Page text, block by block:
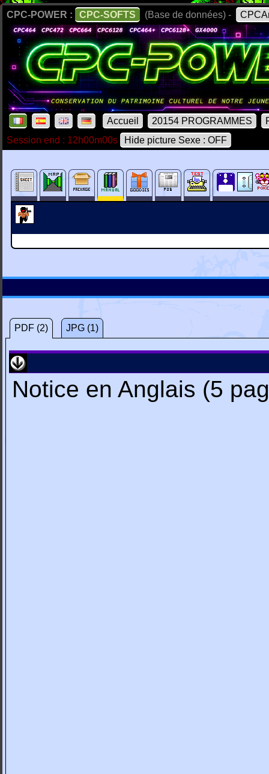
CPC-POWER : CPC-SOFTS (Base de données) -
Accueil 20154 PROGRAMMES
Session end : 12h00m00s
Hide picture Sexe : OFF
PDF (2) JPG (1)
Notice en Anglais (5